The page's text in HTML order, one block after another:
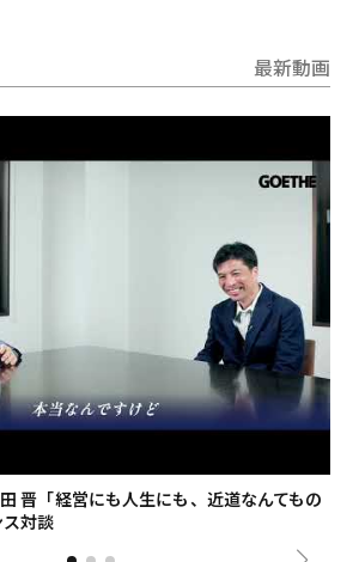
最新動画
晋「経営にも人生にも、近道なんてもの
対談